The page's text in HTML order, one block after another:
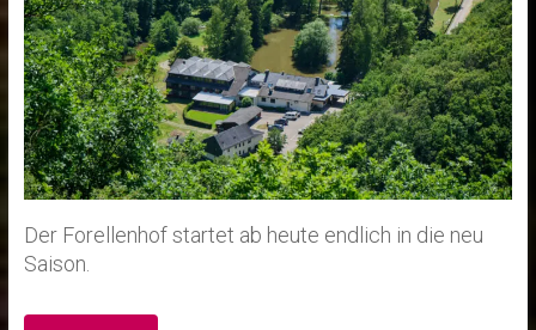
Der Forellenhof startet ab heute endlich in die neu
Saison.